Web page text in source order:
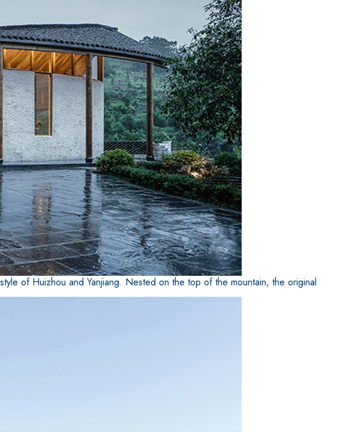
of Huizhou and Yanjiang. Nested on the top of the mountain, the original
autolivellante a base di anidrite e quarzo, ad alta conducibilità
la realizzazione di massetti radianti a basso spessore in
interni.